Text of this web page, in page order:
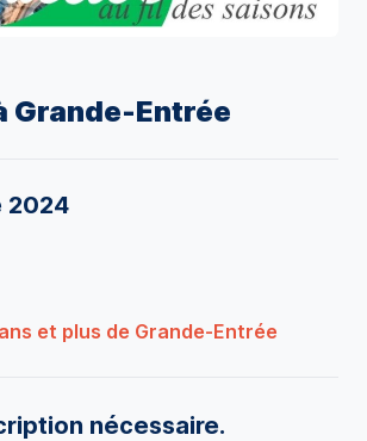
Grande-Entrée
2024
et plus de Grande-Entrée
nécessaire.